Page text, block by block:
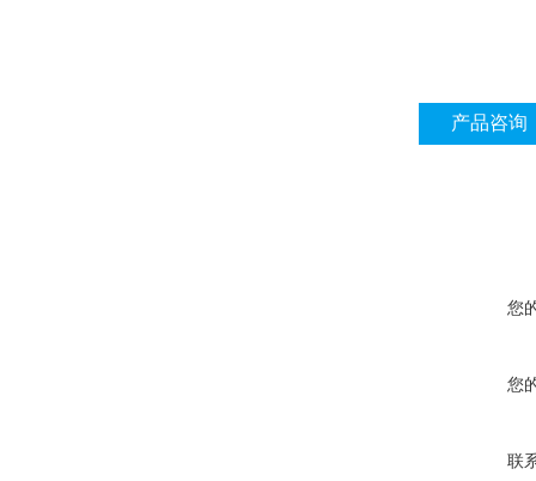
产品咨询
您
您
联